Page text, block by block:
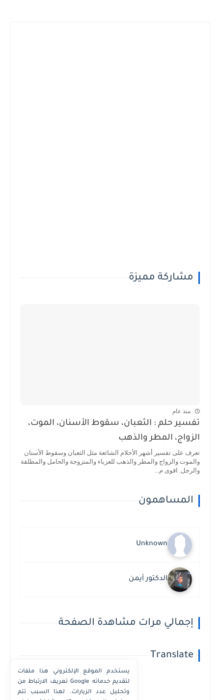
مشاركة مميزة
منذ عام
تفسير حلم : الثعبان، سقوط الأسنان، الموت،
الزواج، المطر والذهب
تعرف على تفسير أشهر الأحلام الشائعة مثل الثعبان وسقوط الأسنان
والموت والزواج والمطر والذهب للعزباء والمتزوجة والحامل والمطلقة
والرجل. اقوى م...
المساهمون
Unknown
الدكتور أيمن
إجمالي مرات مشاهدة الصفحة
Translate
Powered by Translate
يستخدم الموقع الإلكتروني هذا ملفات
تعريف الارتباط من Google لتقديم خدماته
وتحليل عدد الزيارات. لهذا السبب تتم